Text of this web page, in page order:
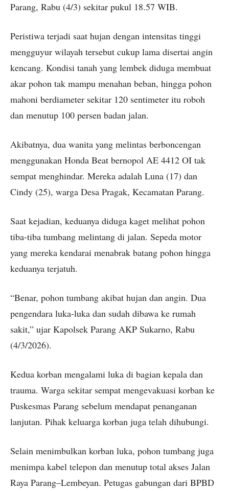
Parang, Rabu (4/3) sekitar pukul 18.57 WIB.
Peristiwa terjadi saat hujan dengan intensitas tinggi
mengguyur wilayah tersebut cukup lama disertai angin
kencang. Kondisi tanah yang lembek diduga membuat
akar pohon tak mampu menahan beban, hingga pohon
mahoni berdiameter sekitar 120 sentimeter itu roboh
dan menutup 100 persen badan jalan.
Akibatnya, dua wanita yang melintas berboncengan
menggunakan Honda Beat bernopol AE 4412 OI tak
sempat menghindar. Mereka adalah Luna (17) dan
Cindy (25), warga Desa Pragak, Kecamatan Parang.
Saat kejadian, keduanya diduga kaget melihat pohon
tiba-tiba tumbang melintang di jalan. Sepeda motor
yang mereka kendarai menabrak batang pohon hingga
keduanya terjatuh.
“Benar, pohon tumbang akibat hujan dan angin. Dua
pengendara luka-luka dan sudah dibawa ke rumah
sakit,” ujar Kapolsek Parang AKP Sukarno, Rabu
(4/3/2026).
Kedua korban mengalami luka di bagian kepala dan
trauma. Warga sekitar sempat mengevakuasi korban ke
Puskesmas Parang sebelum mendapat penanganan
lanjutan. Pihak keluarga korban juga telah dihubungi.
Selain menimbulkan korban luka, pohon tumbang juga
menimpa kabel telepon dan menutup total akses Jalan
Raya Parang–Lembeyan. Petugas gabungan dari BPBD